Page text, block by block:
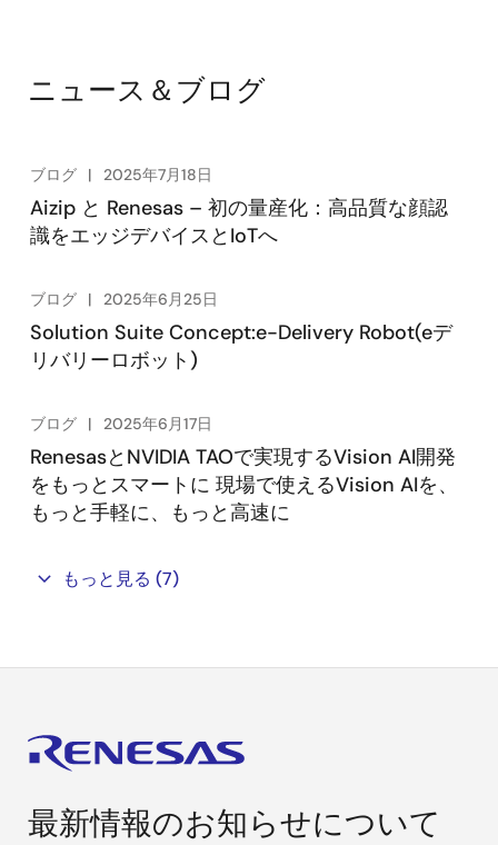
ニュース＆ブログ
ブログ 2025年7月18日
Aizip と Renesas – 初の量産化：高品質な顔認
識をエッジデバイスとIoTへ
ブログ 2025年6月25日
Solution Suite Concept:e-Delivery Robot(eデ
リバリーロボット)
ブログ 2025年6月17日
RenesasとNVIDIA TAOで実現するVision AI開発
をもっとスマートに 現場で使えるVision AIを、
もっと手軽に、もっと高速に
もっと見る (7)
最新情報のお知らせについて